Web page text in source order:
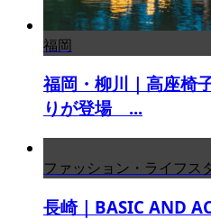
福岡
福岡・柳川｜高座椅
りが登場 ...
ファッション・ライフス
長崎｜BASIC AND